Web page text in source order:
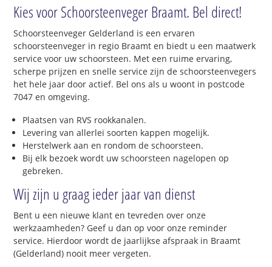
Kies voor Schoorsteenveger Braamt. Bel direct!
Schoorsteenveger Gelderland is een ervaren
schoorsteenveger in regio Braamt en biedt u een maatwerk
service voor uw schoorsteen. Met een ruime ervaring,
scherpe prijzen en snelle service zijn de schoorsteenvegers
het hele jaar door actief. Bel ons als u woont in postcode
7047 en omgeving.
Plaatsen van RVS rookkanalen.
Levering van allerlei soorten kappen mogelijk.
Herstelwerk aan en rondom de schoorsteen.
Bij elk bezoek wordt uw schoorsteen nagelopen op
gebreken.
Wij zijn u graag ieder jaar van dienst
Bent u een nieuwe klant en tevreden over onze
werkzaamheden? Geef u dan op voor onze reminder
service. Hierdoor wordt de jaarlijkse afspraak in Braamt
(Gelderland) nooit meer vergeten.